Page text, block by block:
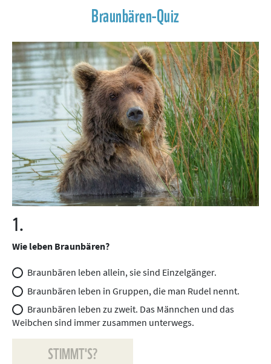
Braunbären-Quiz
1.
Wie leben Braunbären?
Braunbären leben allein, sie sind Einzelgänger.
Braunbären leben in Gruppen, die man Rudel nennt.
Braunbären leben zu zweit. Das Männchen und das
Weibchen sind immer zusammen unterwegs.
STIMMT'S?